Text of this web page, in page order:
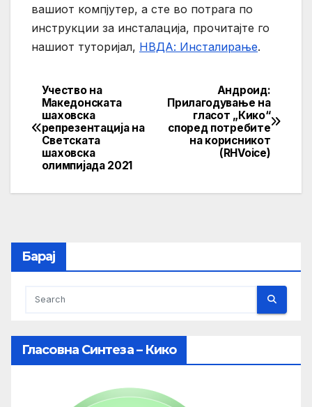
вашиот компјутер, а сте во потрага по
инструкции за инсталација, прочитајте го
нашиот туторијал, НВДА: Инсталирање.
Post
navigation
Андроид:
Прилагодување на
гласот „Кико“
според потребите
на корисникот
(RHVoice)
Учество на
Македонската
шаховска
репрезентација на
Светската
шаховска
олимпијада 2021
Барај
Гласовна Синтеза – Кико